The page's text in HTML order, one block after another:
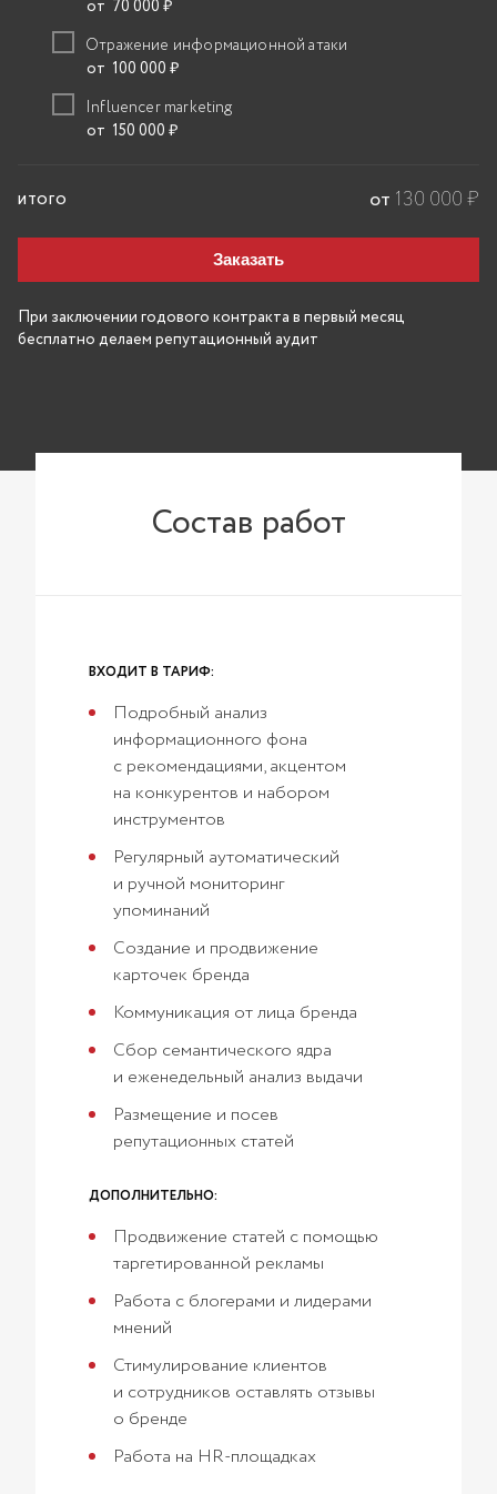
от 70 000 ₽
Отражение информационной атаки
от 100 000 ₽
Influencer marketing
от 150 000 ₽
ИТОГО от 130 000 ₽
Заказать
При заключении годового контракта в первый месяц
бесплатно делаем репутационный аудит
Состав работ
ВХОДИТ В ТАРИФ:
Подробный анализ
информационного фона
с рекомендациями, акцентом
на конкурентов и набором
инструментов
Регулярный аутоматический
и ручной мониторинг
упоминаний
Создание и продвижение
карточек бренда
Коммуникация от лица бренда
Сбор семантического ядра
и еженедельный анализ выдачи
Размещение и посев
репутационных статей
ДОПОЛНИТЕЛЬНО:
Продвижение статей с помощью
таргетированной рекламы
Работа с блогерами и лидерами
мнений
Стимулирование клиентов
и сотрудников оставлять отзывы
о бренде
Работа на HR-площадках